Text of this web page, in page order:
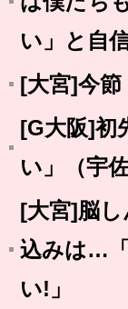
い」と自
[大宮]今節
[G大阪]初
い」（宇
[大宮]脳
込みは…
い!」